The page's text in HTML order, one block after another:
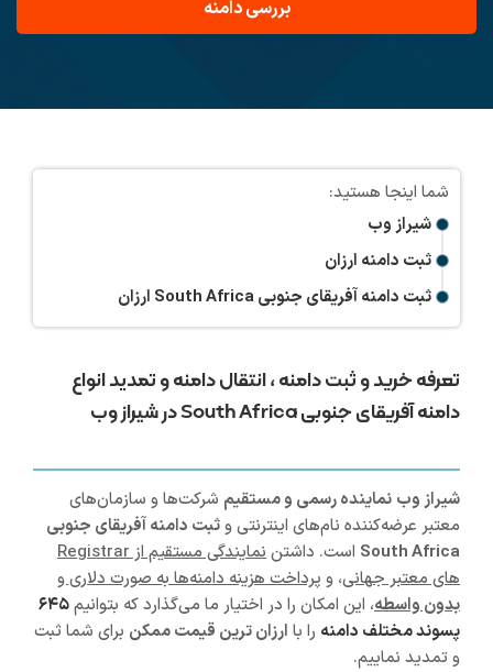
شیراز وب
ثبت دامنه ارزان
ثبت دامنه آفریقای جنوبی South Africa ارزان
تعرفه خرید و ثبت دامنه ، انتقال دامنه و تمدید انواع
دامنه آفریقای جنوبی South Africa در شیراز وب
شیرازوب نماینده رسمی و مستقیم شرکت‌ها و سازمان‌های
معتبر عرضه‌کننده نام‌های اینترنتی وثبت دامنه آفریقای جنوبی
South Africa است. داشتن
نمایندگی مستقیم از Registrar
های معتبر جهانی، و پرداخت هزینه دامنه‌ها به صورت دلاری و
بدون واسطه، این امکان را در اختیار ما می‌گذارد که بتوانیم۶۴۵
پسوند مختلف دامنه را با ارزان ترین قیمت ممکن برای شما ثبت
و تمدید نماییم.